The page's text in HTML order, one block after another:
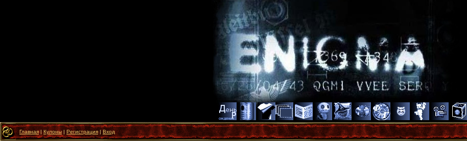
Главная|Кулоны| Регистрация |Вход